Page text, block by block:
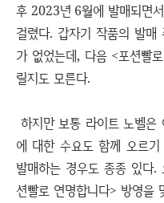
후 2023년 6월에 발매되면
걸렸다. 갑자기 작품의 발
가 없었는데, 다음 <포션빨
릴지도 모른다.
하지만 보통 라이트 노벨은
에 대한 수요도 함께 오르
발매하는 경우도 종종 있다
션빨로 연명합니다> 방영을